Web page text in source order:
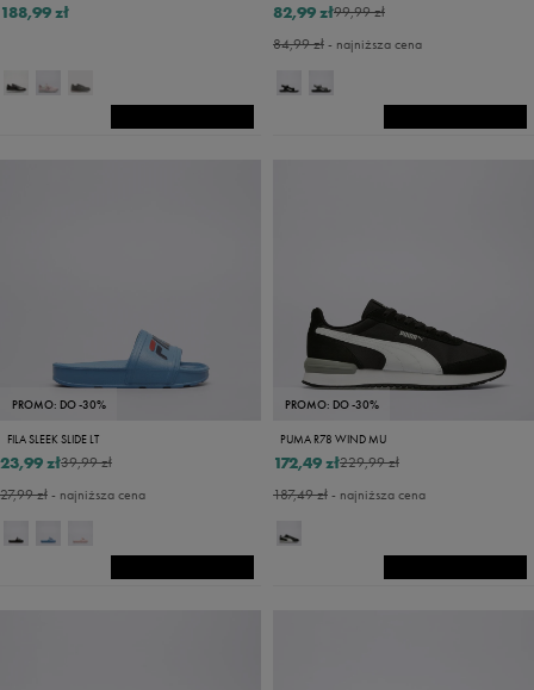
188,99 zł 99,99 zł
82,99 zł
84,99 zł- najniższa cena
PROMO: DO -30%
FILA SLEEK SLIDE LT
39,99 zł
23,99 zł
27,99 zł- najniższa cena
PROMO: DO -30%
PUMA R78 WIND MU
229,99 zł
172,49 zł
187,49 zł- najniższa cena